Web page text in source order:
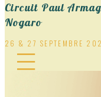
Circuit Paul
Nogaro
26 & 27 SEPTEMBRE